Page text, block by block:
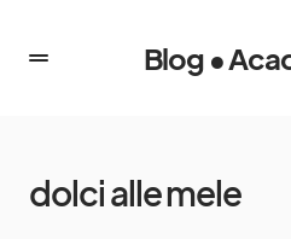
Blog •
dolci alle mele